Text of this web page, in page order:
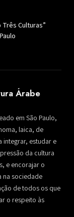
Três Culturas”
Árabe
em São Paulo,
laica, de
integrar, estudar e
da cultura
e encorajar o
na sociedade
de todos os que
o respeito às